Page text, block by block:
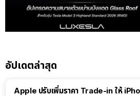
อัปเดตล่าสุด
Apple ปรับเพิ่มราคา Trade-in ให้